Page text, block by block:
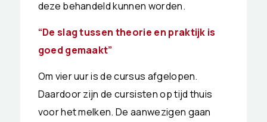
deze behandeld kunnen worden.
“De slag tussen theorie en praktijk is
goed gemaakt”
Om vier uur is de cursus afgelopen.
Daardoor zijn de cursisten op tijd thuis
voor het melken. De aanwezigen gaan